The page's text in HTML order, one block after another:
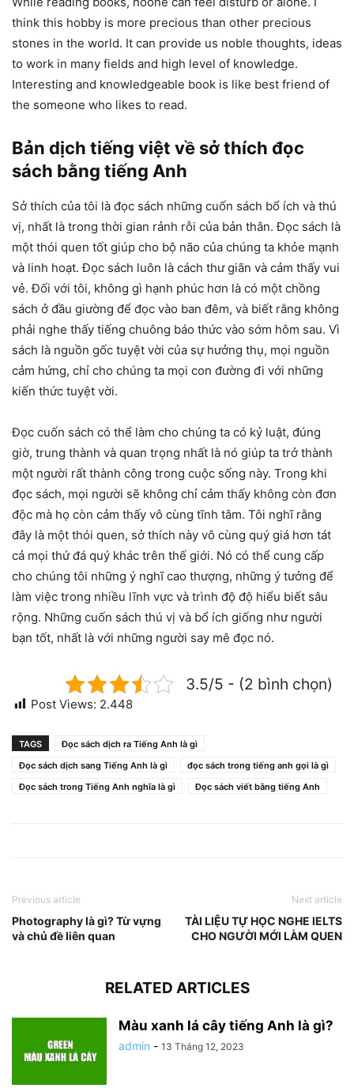
think this hobby is more precious than other precious
stones in the world. It can provide us noble thoughts, ideas
to work in many fields and high level of knowledge.
Interesting and knowledgeable book is like best friend of
the someone who likes to read.
Bản dịch tiếng việt về sở thích đọc
sách bằng tiếng Anh
Sở thích của tôi là đọc sách những cuốn sách bổ ích và thú
vị, nhất là trong thời gian rảnh rỗi của bản thân. Đọc sách là
một thói quen tốt giúp cho bộ não của chúng ta khỏe mạnh
và linh hoạt. Đọc sách luôn là cách thư giãn và cảm thấy vui
vẻ. Đối với tôi, không gì hạnh phúc hơn là có một chồng
sách ở đầu giường để đọc vào ban đêm, và biết rằng không
phải nghe thấy tiếng chuông báo thức vào sớm hôm sau. Vì
sách là nguồn gốc tuyệt vời của sự hưởng thụ, mọi nguồn
cảm hứng, chỉ cho chúng ta mọi con đường đi với những
kiến thức tuyệt vời.
Đọc cuốn sách có thể làm cho chúng ta có kỷ luật, đúng
giờ, trung thành và quan trọng nhất là nó giúp ta trở thành
một người rất thành công trong cuộc sống này. Trong khi
đọc sách, mọi người sẽ không chỉ cảm thấy không còn đơn
độc mà họ còn cảm thấy vô cùng tĩnh tâm. Tôi nghĩ rằng
đây là một thói quen, sở thích này vô cùng quý giá hơn tát
cả mọi thứ đá quý khác trên thế giới. Nó có thể cung cấp
cho chúng tôi những ý nghĩ cao thượng, những ý tưởng để
làm việc trong nhiều lĩnh vực và trình độ độ hiểu biết sâu
rộng. Những cuốn sách thú vị và bổ ích giống như người
bạn tốt, nhất là với những người say mê đọc nó.
3.5/5 - (2 bình chọn)
Post Views: 2.448
TAGS
Đọc sách dịch ra Tiếng Anh là gì
Đọc sách dịch sang Tiếng Anh là gì
đọc sách trong tiếng anh gọi là gì
Đọc sách trong Tiếng Anh nghĩa là gì
Đọc sách viết bằng tiếng Anh
Previous article
Photography là gì? Từ vựng
và chủ đề liên quan
Next article
TÀI LIỆU TỰ HỌC NGHE IELTS
CHO NGƯỜI MỚI LÀM QUEN
RELATED ARTICLES
Màu xanh lá cây tiếng Anh là gì?
admin - 13 Tháng 12, 2023